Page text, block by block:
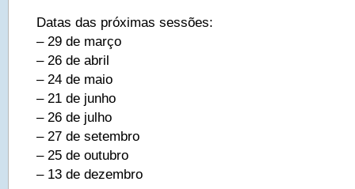
Datas das próximas sessões:
– 29 de março
– 26 de abril
– 24 de maio
– 21 de junho
– 26 de julho
– 27 de setembro
– 25 de outubro
– 13 de dezembro